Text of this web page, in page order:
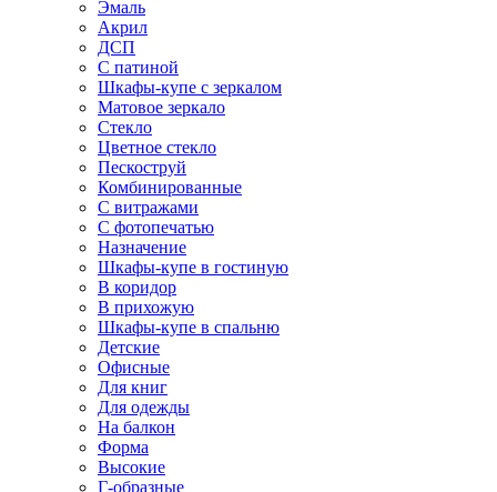
Эмаль
Акрил
ДСП
С патиной
Шкафы-купе с зеркалом
Матовое зеркало
Стекло
Цветное стекло
Пескоструй
Комбинированные
С витражами
С фотопечатью
Назначение
Шкафы-купе в гостиную
В коридор
В прихожую
Шкафы-купе в спальню
Детские
Офисные
Для книг
Для одежды
На балкон
Форма
Высокие
Г-образные